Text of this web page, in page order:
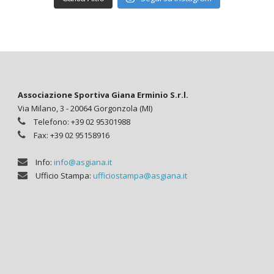
Associazione Sportiva Giana Erminio S.r.l.
Via Milano, 3 - 20064 Gorgonzola (MI)
Telefono: +39 02 95301988
Fax: +39 02 95158916
Info: info@asgiana.it
Ufficio Stampa: ufficiostampa@asgiana.it